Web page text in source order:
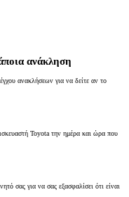
ανάκληση
ανακλήσεων για να δείτε αν το
Toyota την ημέρα και ώρα που
σας για να σας εξασφαλίσει ότι είναι